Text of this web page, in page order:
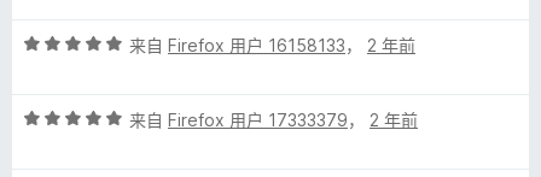
/评
/
来自 Firefox 用户 16158133， 2 年前
评
来自 Firefox 用户 17333379， 2 年前